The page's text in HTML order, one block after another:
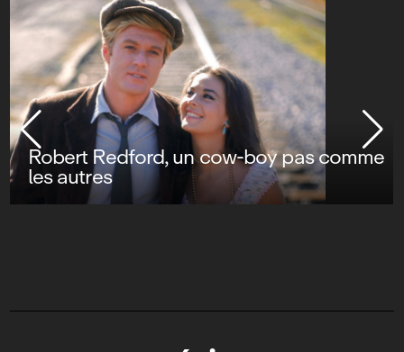
Robert Redford, un cow-boy pas comme
les autres